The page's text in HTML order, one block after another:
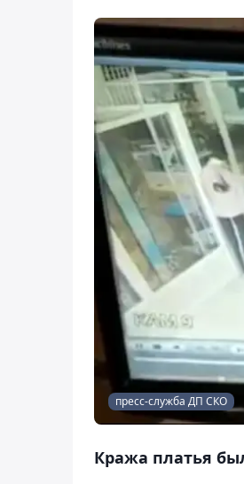
пресс-служба ДП СКО
Кража платья